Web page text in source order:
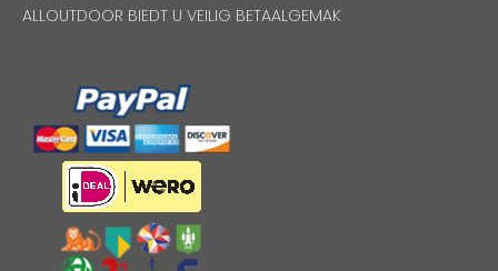
ALLOUTDOOR BIEDT U VEILIG BETAALGEMAK